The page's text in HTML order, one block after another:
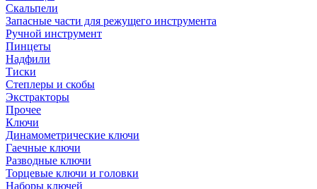
Скальпели
Запасные части для режущего инструмента
Ручной инструмент
Пинцеты
Надфили
Тиски
Степлеры и скобы
Экстракторы
Прочее
Ключи
Динамометрические ключи
Гаечные ключи
Разводные ключи
Торцевые ключи и головки
Наборы ключей